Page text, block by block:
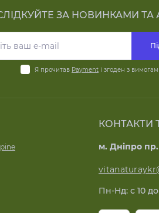
ЗА НОВИНКАМИ ТА
Я прочитав Payment і згоден з
КОНТАКТИ
м. Дніпро
Пн-Нд: с 10